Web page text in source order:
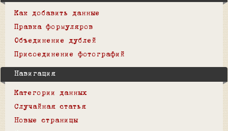
Как добавить данные
Правка формуляров
Объединение дублей
Присоединение фотографий
Навигация
Категории данных
Случайная статья
Новые страницы